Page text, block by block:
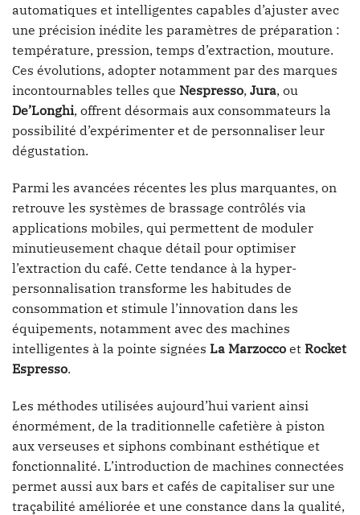
automatiques et intelligentes capables d’ajuster avec
une précision inédite les paramètres de préparation :
température, pression, temps d’extraction, mouture.
Ces évolutions, adopter notamment par des marques
incontournables telles que Nespresso, Jura, ou
De’Longhi, offrent désormais aux consommateurs la
possibilité d’expérimenter et de personnaliser leur
dégustation.
Parmi les avancées récentes les plus marquantes, on
retrouve les systèmes de brassage contrôlés via
applications mobiles, qui permettent de moduler
minutieusement chaque détail pour optimiser
l’extraction du café. Cette tendance à la hyper-
personnalisation transforme les habitudes de
consommation et stimule l’innovation dans les
équipements, notamment avec des machines
intelligentes à la pointe signées La Marzocco et Rocket
Espresso.
Les méthodes utilisées aujourd’hui varient ainsi
énormément, de la traditionnelle cafetière à piston
aux verseuses et siphons combinant esthétique et
fonctionnalité. L’introduction de machines connectées
permet aussi aux bars et cafés de capitaliser sur une
traçabilité améliorée et une constance dans la qualité,